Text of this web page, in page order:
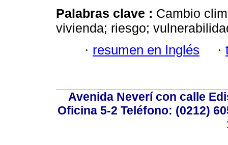
Palabras clave : Cambio
vivienda; riesgo;
· resumen en Inglés ·
Avenida Neverí con calle
Oficina 5-2 Teléfono: (0212)